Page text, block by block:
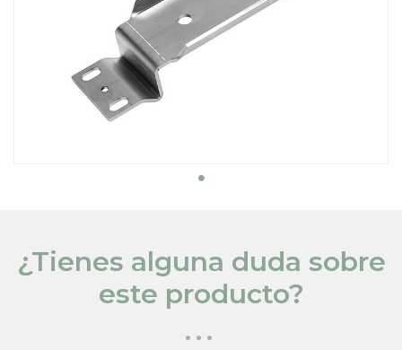
¿Tienes alguna duda sobre
este producto?
...